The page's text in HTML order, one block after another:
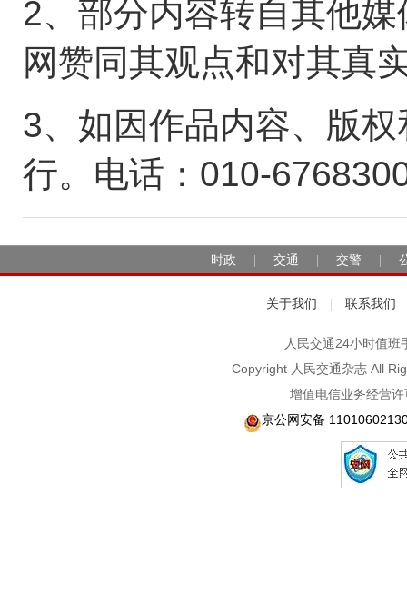
2、部分内容转自其他
网赞同其观点和对其真
3、如因作品内容、版
行。电话：010-
时政 交通 交警
关于我们 联系我们
人民交通24小时值
Copyright 人民交通杂志 All
增值电信业务经营
京公网安备